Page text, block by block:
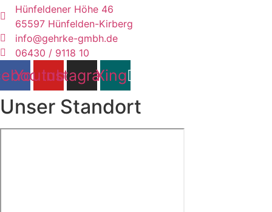
Hünfeldener Höhe 46
65597 Hünfelden-Kirberg
info@gehrke-gmbh.de
06430 / 9118 10
Youtube
Instagram
Xing
Unser Standort